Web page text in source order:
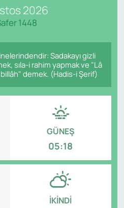
2026
1448
Sadakayı gizli
sıla-i rahim yapmak ve "Lâ
demek. (Hadis-i Şerif)
GÜNEŞ
05:18
İKINDI